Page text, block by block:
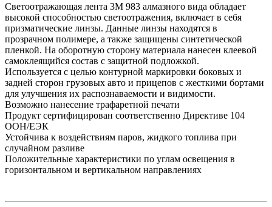
Светоотражающая лента 3М 983 алмазного вида обладает
высокой способностью светоотражения, включает в себя
призматические линзы. Данные линзы находятся в
прозрачном полимере, а также защищены синтетической
пленкой. На оборотную сторону материала нанесен клеевой
самоклеящийся состав с защитной подложкой.
Используется с целью контурной маркировки боковых и
задней сторон грузовых авто и прицепов с жесткими бортами
для улучшения их распознаваемости и видимости.
Возможно нанесение трафаретной печати
Продукт сертифицирован соответственно Директиве 104
ООН/ЕЭК
Устойчива к воздействиям паров, жидкого топлива при
случайном разливе
Положительные характеристики по углам освещения в
горизонтальном и вертикальном направлениях